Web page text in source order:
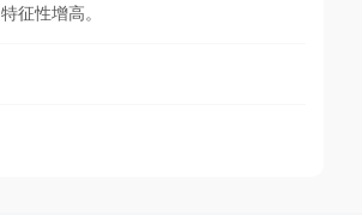
特征性增高。